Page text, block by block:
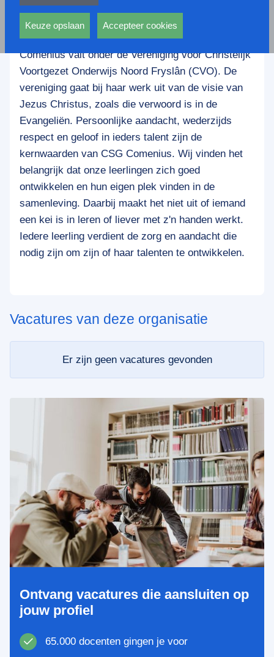
CSG Comenius is een open christelijke
scholengemeenschap. We staan open en hebben
aandacht voor alle wereldgodsdiensten. CSG
Comenius valt onder de Vereniging voor Christelijk
Voortgezet Onderwijs Noord Fryslân (CVO). De
vereniging gaat bij haar werk uit van de visie van
Jezus Christus, zoals die verwoord is in de
Evangeliën. Persoonlijke aandacht, wederzijds
respect en geloof in ieders talent zijn de
kernwaarden van CSG Comenius. Wij vinden het
belangrijk dat onze leerlingen zich goed
ontwikkelen en hun eigen plek vinden in de
samenleving. Daarbij maakt het niet uit of iemand
een kei is in leren of liever met z'n handen werkt.
Iedere leerling verdient de zorg en aandacht die
nodig zijn om zijn of haar talenten te ontwikkelen.
Vacatures van deze organisatie
Er zijn geen vacatures gevonden
Ontvang vacatures die aansluiten op
jouw profiel
65.000 docenten gingen je voor
andere wordt voorkomen dat dezelfde advertentie
voortdurend verschijnt.
Keuze opslaan Accepteer cookies